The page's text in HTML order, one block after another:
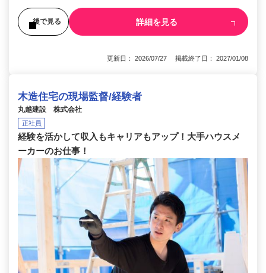
後で見る 詳細を見る
更新日： 2026/07/27 掲載終了日： 2027/01/08
木造住宅の現場監督/経験者
丸越建設 株式会社
正社員
経験を活かして収入もキャリアもアップ！大手ハウスメ
ーカーのお仕事！